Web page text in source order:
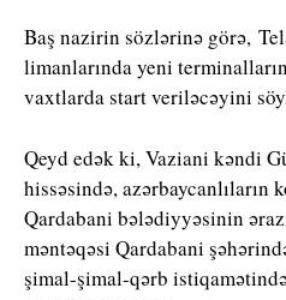
Baş nazirin sözlərinə görə,
limanlarında yeni
vaxtlarda start veriləcəyini
Qeyd edək ki, Vaziani kəndi
hissəsində, azərbaycanlıların
Qardabani bələdiyyəsinin
məntəqəsi Qardabani
şimal-şimal-qərb